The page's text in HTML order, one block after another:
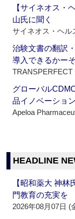
【サイネオス
山氏に聞く
サイネオス・ヘル
治験文書の翻訳
導入できるかー
TRANSPERFECT
グローバル
品イノベーショ
Apeloa
HEADLINE
【昭和薬大 神
門教育の充実を
2026年08月07日 (